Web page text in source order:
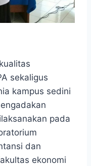
sekaligus
kampus sedini
pada
dan
ekonomi